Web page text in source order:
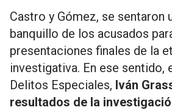
Castro y Gómez, se sentaron
banquillo de los acusados
presentaciones finales de la
investigativa. En ese sentido,
Delitos Especiales, Iván
resultados de la